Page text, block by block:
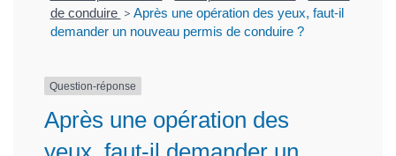
de conduire > Après une opération des yeux, faut-il
demander un nouveau permis de conduire ?
Question-réponse
Après une opération des